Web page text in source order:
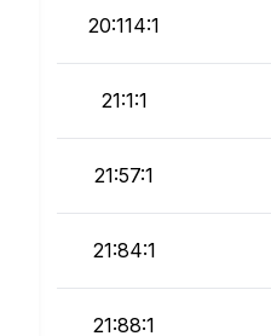
20:114:1
21:1:1
21:57:1
21:84:1
21:88:1